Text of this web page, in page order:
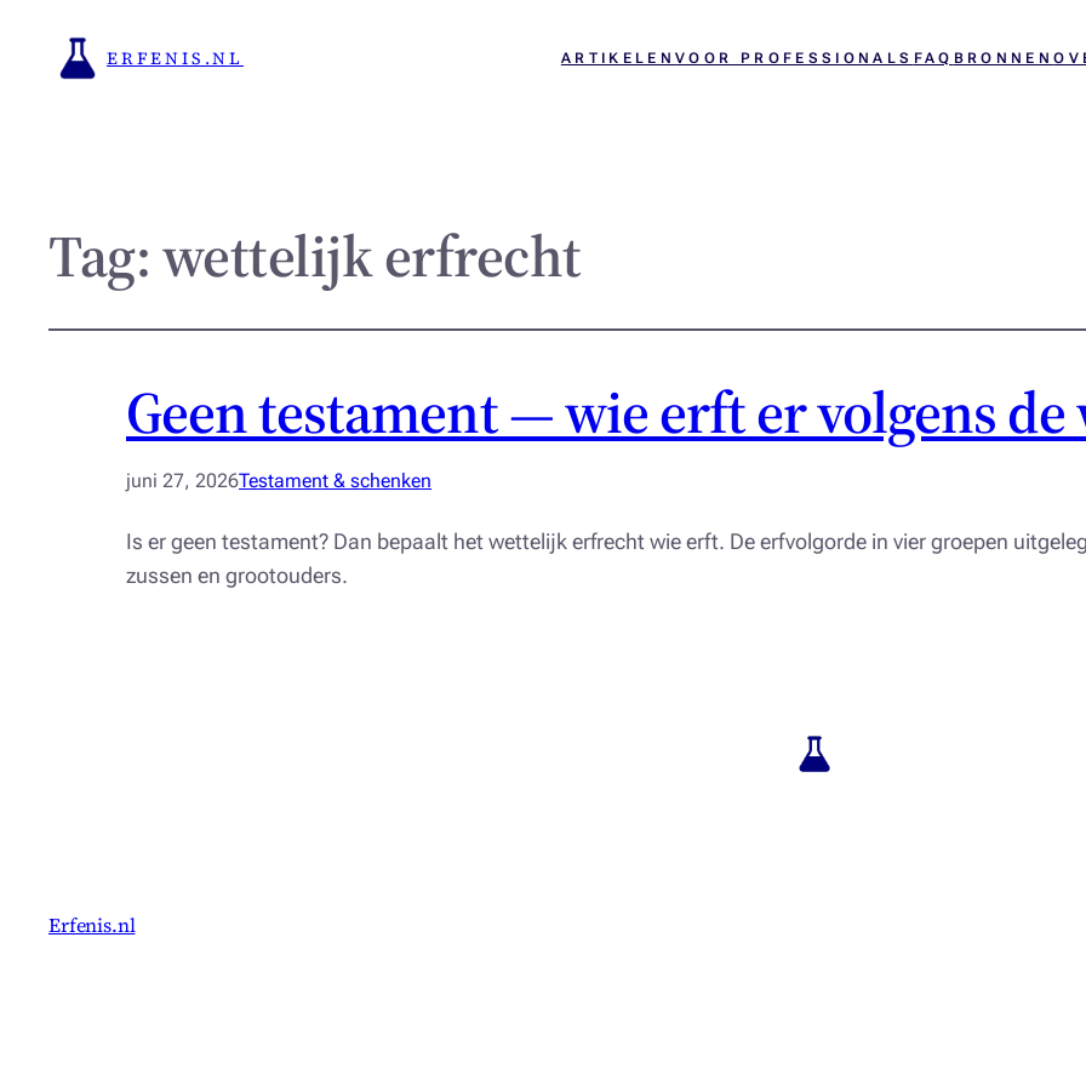
ERFENIS.NL ARTIKELENVOOR PROFESSIONALS FAQ BRONNEN
Tag:wettelijk erfrecht
Geen testament — wie erft er volgens de
juni 27, 2026Testament & schenken
Is er geen testament? Dan bepaalt het wettelijk erfrecht wie erft. De erfvolgorde in vier groepen
zussen en grootouders.
Erfenis.nl